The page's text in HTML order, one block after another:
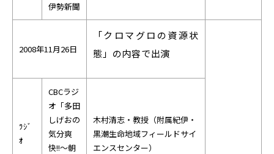
伊勢新聞
2008年11月26日
「クロマグロの資源状
態」の内容で出演
ﾗｼﾞ
ｵ
CBCラジ
オ「多田
しげおの
気分爽
快!!～朝
木村清志・教授（附属紀伊・
黒潮生命地域フィールドサイ
エンスセンター）